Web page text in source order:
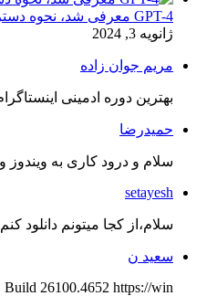
GPT-4 معرفی شد، نحوه دسترسی به ChatGPT4.0 – تفاوت chat GPT-4 با نسخه 3.5
ژانویه 3, 2024
مریم جوان زاده
بهترین دوره ادمینی
حمیدرضا
سلام و درود کاری به ویندوز
setayesh
سلام،از کجا میتونم دانلود
سعید ن
26100.4652 https://win...